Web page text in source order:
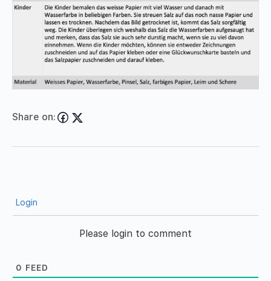
Share on:
Login
Please login to comment
0 FEED